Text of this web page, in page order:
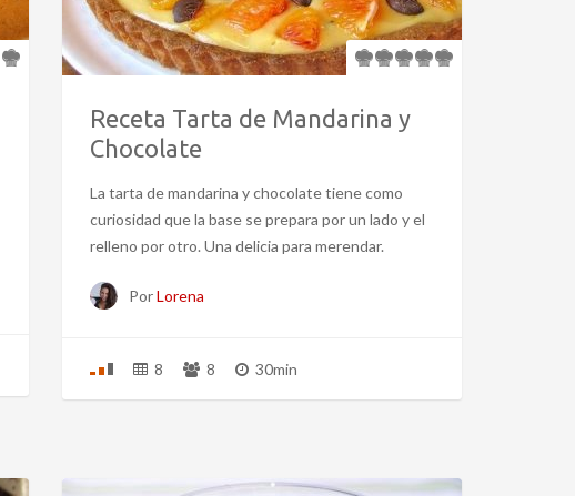
Receta Tarta de Mandarina y
Chocolate
La tarta de mandarina y chocolate tiene como
curiosidad que la base se prepara por un lado y el
relleno por otro. Una delicia para merendar.
PorLorena
8 8 30min